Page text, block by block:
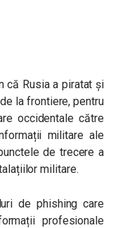
că Rusia a piratat și
la frontiere, pentru
occidentale către
militare ale
de trecere a
militare.
de phishing care
profesionale